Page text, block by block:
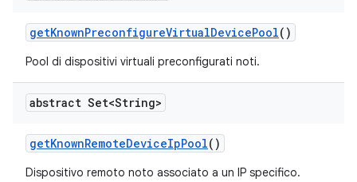
getKnownPreconfigureVirtualDevicePool()
Pool di dispositivi virtuali preconfigurati noti.
abstract Set<String>
getKnownRemoteDeviceIpPool()
Dispositivo remoto noto associato a un IP specifico.